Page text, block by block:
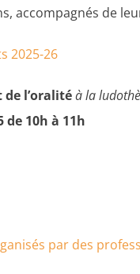
accompagnés de
2025-26
l’oralitéà la
de 10h à 11h
par des